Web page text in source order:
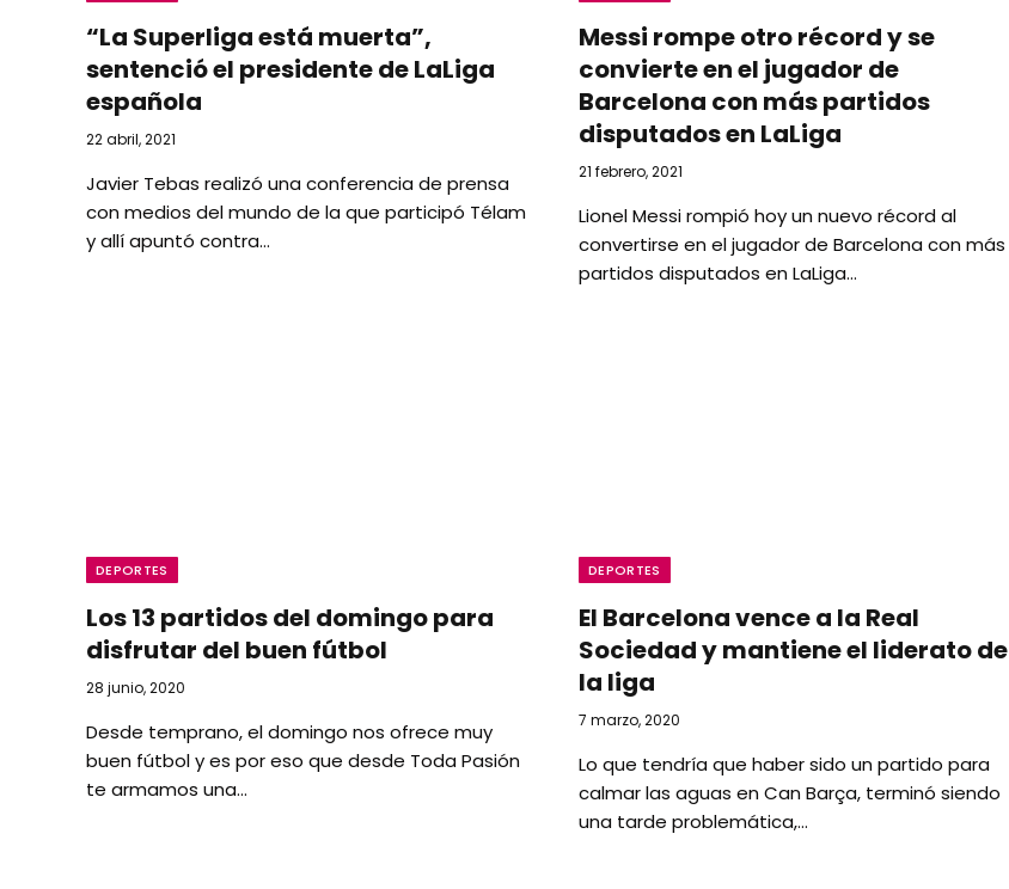
“La Superliga está muerta”,
sentenció el presidente de LaLiga
española
22 abril, 2021
Javier Tebas realizó una conferencia de prensa
con medios del mundo de la que participó Télam
y allí apuntó contra…
Messi rompe otro récord y se
convierte en el jugador de
Barcelona con más partidos
disputados en LaLiga
21 febrero, 2021
Lionel Messi rompió hoy un nuevo récord al
convertirse en el jugador de Barcelona con más
partidos disputados en LaLiga…
DEPORTES
Los 13 partidos del domingo para
disfrutar del buen fútbol
28 junio, 2020
Desde temprano, el domingo nos ofrece muy
buen fútbol y es por eso que desde Toda Pasión
te armamos una…
DEPORTES
El Barcelona vence a la Real
Sociedad y mantiene el liderato de
la liga
7 marzo, 2020
Lo que tendría que haber sido un partido para
calmar las aguas en Can Barça, terminó siendo
una tarde problemática,…